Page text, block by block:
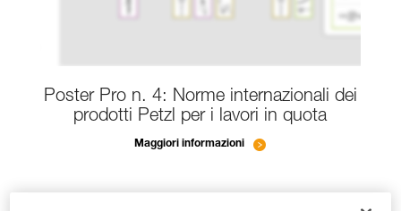
Poster Pro n. 4: Norme internazionali dei
prodotti Petzl per i lavori in quota
Maggiori informazioni